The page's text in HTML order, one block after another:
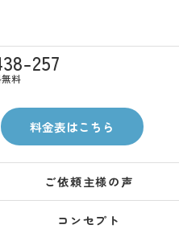
257
料
料金表はこちら
ご依頼主様の声
コンセプト